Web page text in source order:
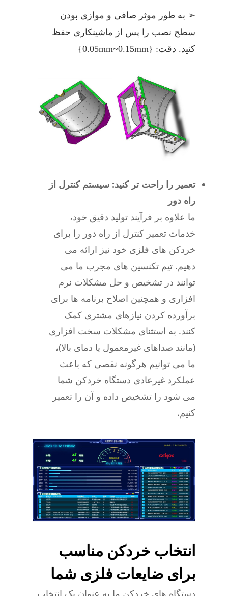
➢ به طور موثر صافی و موازی بودن
سطح نصب را پس از ماشینکاری حفظ
کنید. دقت: {0.05mm~0.15mm}
تعمیر را راحت تر کنید: سیستم کنترل از
راه دور
ما علاوه بر فرآیند تولید دقیق خود،
خدمات تعمیر کنترل از راه دور را برای
خردکن های فلزی خود نیز ارائه می
دهیم. تیم تکنسین های مجرب ما می
توانند در تشخیص و حل مشکلات نرم
افزاری و همچنین اصلاح برنامه ها برای
برآورده کردن نیازهای مشتری کمک
کنند. به استثنای مشکلات سخت افزاری
(مانند صداهای غیرمعمول یا دمای بالا)،
ما می توانیم هرگونه نقصی که باعث
عملکرد غیرعادی دستگاه خردکن شما
می شود را تشخیص داده و آن را تعمیر
کنیم.
انتخاب خردکن مناسب
برای ضایعات فلزی شما
دستگاه های خردکن ما به عنوان یک انتخاب